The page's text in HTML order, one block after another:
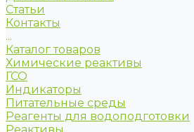
Статьи
Контакты
...
Каталог товаров
Химические реактивы
ГСО
Индикаторы
Питательные среды
Реагенты для водоподготовки